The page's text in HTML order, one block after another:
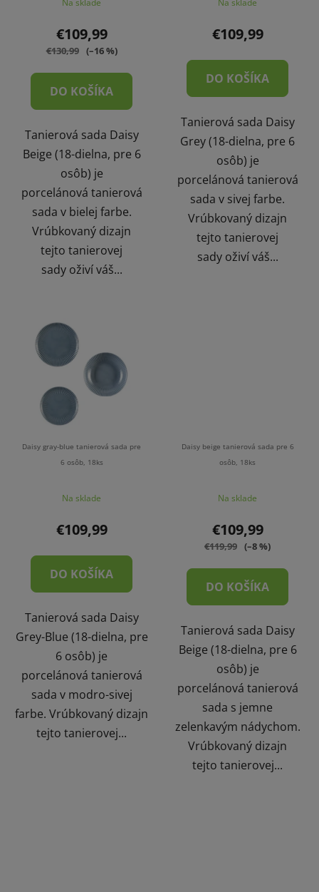
Na sklade
€109,99
€130,99 (–16 %)
DO KOŠÍKA
Tanierová sada Daisy
Beige (18-dielna, pre 6
osôb) je
porcelánová tanierová
sada v bielej farbe.
Vrúbkovaný dizajn
tejto tanierovej
sady oživí váš...
Na sklade
€109,99
DO KOŠÍKA
Tanierová sada Daisy
Grey (18-dielna, pre 6
osôb) je
porcelánová tanierová
sada v sivej farbe.
Vrúbkovaný dizajn
tejto tanierovej
sady oživí váš...
Daisy gray-blue tanierová sada pre
6 osôb, 18ks
Na sklade
€109,99
DO KOŠÍKA
Tanierová sada Daisy
Grey-Blue (18-dielna, pre
6 osôb) je
porcelánová tanierová
sada v modro-sivej
farbe. Vrúbkovaný dizajn
tejto tanierovej...
Daisy beige tanierová sada pre 6
osôb, 18ks
Na sklade
€109,99
€119,99 (–8 %)
DO KOŠÍKA
Tanierová sada Daisy
Beige (18-dielna, pre 6
osôb) je
porcelánová tanierová
sada s jemne
zelenkavým nádychom.
Vrúbkovaný dizajn
tejto tanierovej...